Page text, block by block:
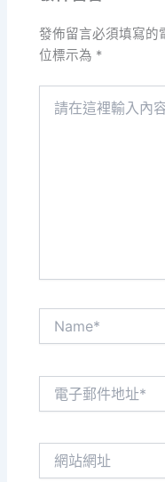
發佈留言必須填寫的
位標示為 *